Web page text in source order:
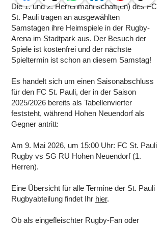
Die 1. und 2. Herrenmannschaft(en) des FC
St. Pauli tragen an ausgewählten
Samstagen ihre Heimspiele in der Rugby-
Arena im Stadtpark aus. Der Besuch der
Spiele ist kostenfrei und der nächste
Spieltermin ist schon an diesem Samstag!
Es handelt sich um einen Saisonabschluss
für den FC St. Pauli, der in der Saison
2025/2026 bereits als Tabellenvierter
feststeht, während Hohen Neuendorf als
Gegner antritt:
Am 9. Mai 2026, um 15:00 Uhr: FC St. Pauli
Rugby vs SG RU Hohen Neuendorf (1.
Herren).
Eine Übersicht für alle Termine der St. Pauli
Rugbyabteilung findet Ihr hier.
Ob als eingefleischter Rugby-Fan oder